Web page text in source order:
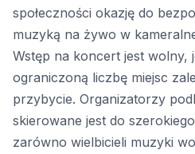
społeczności okazję do
muzyką na żywo w
Wstęp na koncert jest wolny,
ograniczoną liczbę miejsc
przybycie. Organizatorzy
skierowane jest do
zarówno wielbicieli muzyki